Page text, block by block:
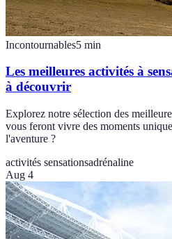
Incontournables5 min
Les meilleures activités à
à découvrir
Explorez notre sélection des
vous feront vivre des moments
l'aventure ?
activités sensationsadrénaline
Aug 4